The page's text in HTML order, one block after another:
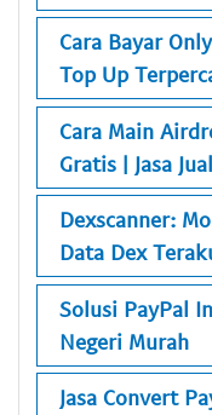
Cara Bayar
Top Up
Cara Main
Gratis | Jasa
Dexscanner:
Data Dex
Solusi PayPal
Negeri Murah
Jasa Convert